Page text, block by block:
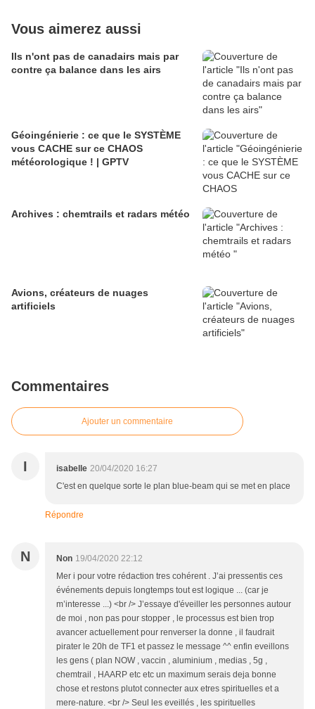
Vous aimerez aussi
Ils n'ont pas de canadairs mais par
contre ça balance dans les airs
Géoingénierie : ce que le SYSTÈME
vous CACHE sur ce CHAOS
météorologique ! | GPTV
Archives : chemtrails et radars météo
Avions, créateurs de nuages
artificiels
Commentaires
Ajouter un commentaire
I isabelle 20/04/2020 16:27
C'est en quelque sorte le plan blue-beam qui se met en place
Répondre
N Non 19/04/2020 22:12
Mer i pour votre rédaction tres cohérent . J’ai pressentis ces
événements depuis longtemps tout est logique ... (car je
m’interesse ...) <br /> J’essaye d'éveiller les personnes autour
de moi , non pas pour stopper , le processus est bien trop
avancer actuellement pour renverser la donne , il faudrait
pirater le 20h de TF1 et passez le message ^^ enfin eveillons
les gens ( plan NOW , vaccin , aluminium , medias , 5g ,
chemtrail , HAARP etc etc un maximum serais deja bonne
chose et restons plutot connecter aux etres spirituelles et a
mere-nature. <br /> Seul les eveillés , les spirituelles